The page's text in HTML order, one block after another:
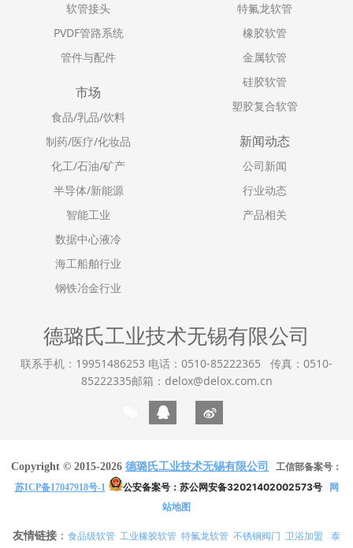
软管接头
PVDF管路系统
管件与配件
特氟龙软管
橡胶软管
金属软管
硅胶软管
塑胶复合软管
市场
食品/乳品/饮料
制药/医疗/化妆品
化工/石油/矿产
半导体/新能源
智能工业
数据中心液冷
海工船舶行业
钢铁冶金行业
新闻动态
公司新闻
行业动态
产品相关
德璐氏工业技术无锡有限公司
联系手机：19951486253 电话：0510-85222365 传真：0510-
85222335邮箱：delox@delox.com.cn
Copyright © 2015-2026 德璐氏工业技术无锡有限公司
工信部备案号：
苏ICP备17047918号-1
公安备案号： 苏公网安备32021402002573号
网
站地图
友情链接 ： 食品级软管 工业橡胶软管 特氟龙软管 不锈钢阀门 卫浴加盟 泰